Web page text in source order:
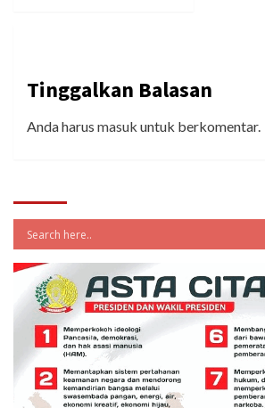
Tinggalkan Balasan
Anda harus masuk untuk berkomentar.